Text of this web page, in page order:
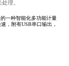
理。
一种智能化多功能计量
，附有USB串口输出，